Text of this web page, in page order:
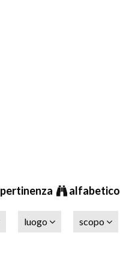
pertinenza alfabetico
luogo scopo